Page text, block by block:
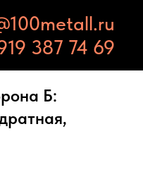
387 74 69
Б: